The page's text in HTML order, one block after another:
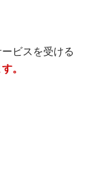
ビスを受ける
。